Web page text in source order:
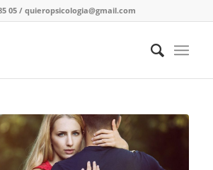
05 /quieropsicologia@gmail.com